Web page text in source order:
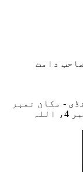
دامت
- مکان نمبر
CB 1991/1 نزد مسجد امیر حمزہ ؓ گلی نمبر 4، اللہ